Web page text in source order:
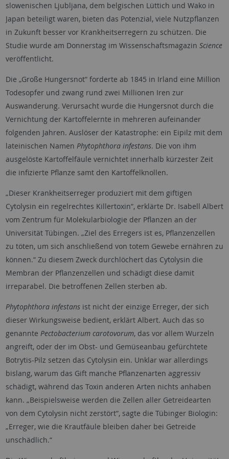
slowenischen Ljubljana, dem belgischen Lüttich und Wako in
Japan beteiligt waren, bieten das Potenzial, viele Nutzpflanzen
in Zukunft besser vor Krankheitserregern zu schützen. Die
Studie wurde am Donnerstag im Wissenschaftsmagazin Science
veröffentlicht.
Die „Große Hungersnot“ forderte ab 1845 in Irland eine Million
Todesopfer und zwang rund zwei Millionen Iren zur
Auswanderung. Verursacht wurde die Hungersnot durch die
Vernichtung der Kartoffelernte in mehreren aufeinander
folgenden Jahren. Auslöser der Katastrophe: ein Eipilz mit dem
lateinischen Namen Phytophthora infestans. Die von ihm
ausgelöste Kartoffelfäule vernichtet innerhalb kürzester Zeit
die infizierte Pflanze samt den Kartoffelknollen.
„Dieser Krankheitserreger produziert mit dem giftigen
Cytolysin ein regelrechtes Killertoxin“, erklärte Dr. Isabell Albert
vom Zentrum für Molekularbiologie der Pflanzen an der
Universität Tübingen. „Ziel des Erregers ist es, Pflanzenzellen
zu töten, um sich anschließend von totem Gewebe ernähren zu
können.“ Zu diesem Zweck durchlöchert das Cytolysin die
Membran der Pflanzenzellen und schädigt diese damit
irreparabel. Die betroffenen Zellen sterben ab.
Phytophthora infestansist nicht der einzige Erreger, der sich
dieser Wirkungsweise bedient, erklärt Albert. Auch das so
genannte Pectobacterium carotovorum, das vor allem Wurzeln
angreift, oder der im Obst- und Gemüseanbau gefürchtete
Botrytis-Pilz setzen das Cytolysin ein. Unklar war allerdings
bislang, warum das Gift manche Pflanzenarten aggressiv
schädigt, während das Toxin anderen Arten nichts anhaben
kann. „Beispielsweise werden die Zellen aller Getreidearten
von dem Cytolysin nicht zerstört“, sagte die Tübinger Biologin:
„Erreger, wie die Krautfäule bleiben daher bei Getreide
unschädlich.“